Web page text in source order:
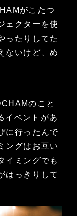
がこたつ
ェクターを使
ったりしてた
ないけど、め
のこと
イベントがあ
に行ったんで
ングはお互い
イミングでも
はっきりして